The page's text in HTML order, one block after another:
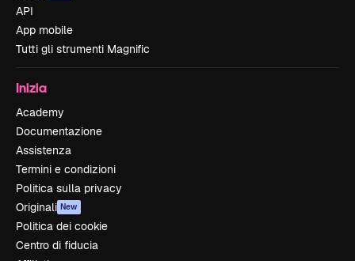
API
App mobile
Tutti gli strumenti Magnific
Inizia
Academy
Documentazione
Assistenza
Termini e condizioni
Politica sulla privacy
Originali New
Politica dei cookie
Centro di fiducia